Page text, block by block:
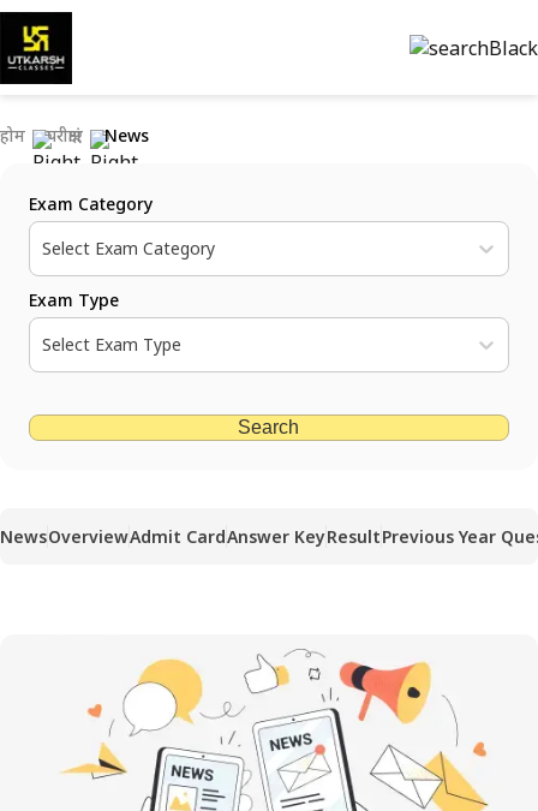
होम परीक्षाएं News
Exam Category
Select Exam Category
Exam Type
Select Exam Type
Search
NewsOverviewAdmit CardAnswer KeyResultPrevious Year